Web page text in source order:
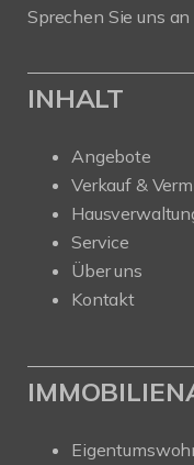
Sprechen Sie uns
INHALT
Angebote
Verkauf &
Service
Über uns
Kontakt